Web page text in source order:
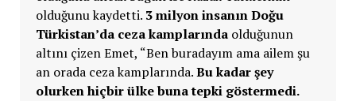
olduğunu kaydetti. 3 milyon insanın Doğu
Türkistan’da ceza kamplarındaolduğunun
altını çizen Emet, “Ben buradayım ama ailem şu
an orada ceza kamplarında.Bu kadar şey
olurken hiçbir ülke buna tepki göstermedi.